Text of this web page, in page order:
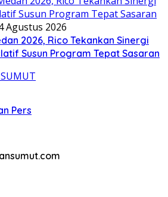
Agustus 2026
2026, Rico Tekankan Sinergi
Susun Program Tepat Sasaran
Pers